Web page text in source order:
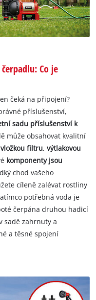
Co je
čeká na připojení?
příslušenství,
sadu příslušenství k
může obsahovat kvalitní
filtru,výtlakovou
komponenty jsou
chod vašeho
cíleně zalévat rostliny
potřebná voda je
čerpána druhou hadicí
sadě zahrnuty a
a těsné spojení